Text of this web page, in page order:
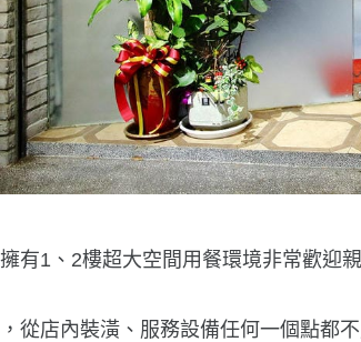
擁有1、2樓超大空間用餐環境非常歡迎
，從店內裝潢、服務設備任何一個點都